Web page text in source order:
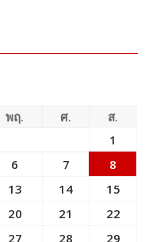
พฤ. ศ.
ส.
1
6 7
8
13 14
15
20 21
22
27 28
29